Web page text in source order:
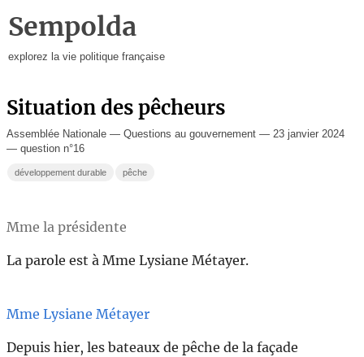
Sempolda
explorez la vie politique française
Situation des pêcheurs
Assemblée Nationale — Questions au gouvernement — 23 janvier 2024
— question n°16
développement durable pêche
Mme la présidente
La parole est à Mme Lysiane Métayer.
Mme Lysiane Métayer
Depuis hier, les bateaux de pêche de la façade